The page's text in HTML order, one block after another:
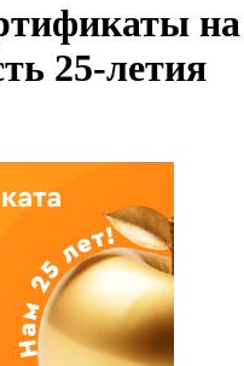
на
25-летия